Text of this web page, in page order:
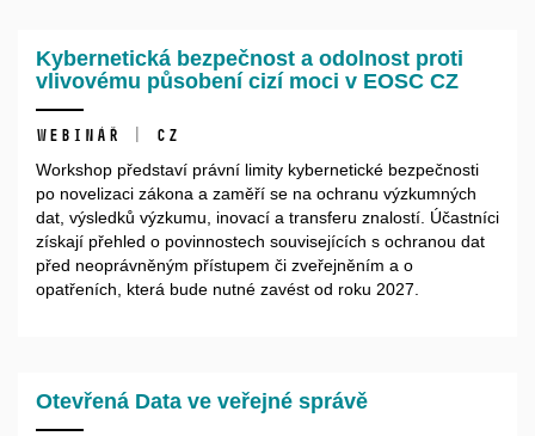
Kybernetická bezpečnost a odolnost proti
vlivovému působení cizí moci v EOSC CZ
webinář | CZ
Workshop představí právní limity kybernetické bezpečnosti
po novelizaci zákona a zaměří se na ochranu výzkumných
dat, výsledků výzkumu, inovací a transferu znalostí. Účastníci
získají přehled o povinnostech souvisejících s ochranou dat
před neoprávněným přístupem či zveřejněním a o
opatřeních, která bude nutné zavést od roku 2027.
Otevřená Data ve veřejné správě